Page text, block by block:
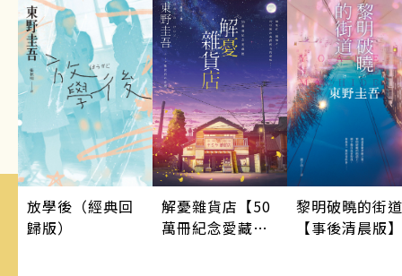
放學後（經典回
歸版）
解憂雜貨店【50
萬冊紀念愛藏
黎明破曉的街道
【事後清晨版】